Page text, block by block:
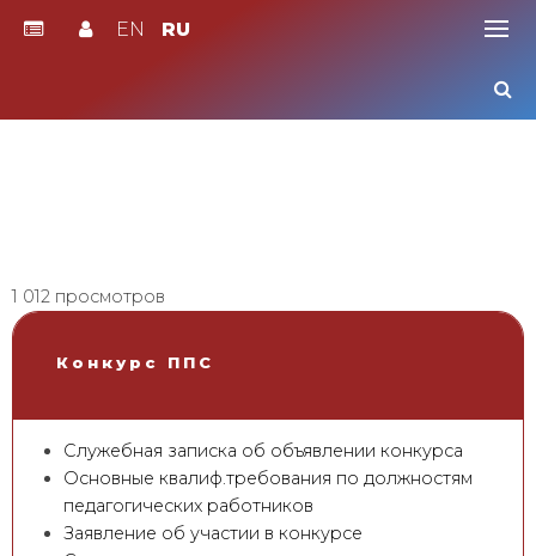
EN RU
1 012 просмотров
Конкурс ППС
Служебная записка об объявлении конкурса
Основные квалиф.требования по должностям
педагогических работников
Заявление об участии в конкурсе